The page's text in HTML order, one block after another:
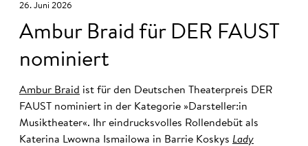
26. Juni 2026
Ambur Braid für DER FAUST
nominiert
Ambur Braid ist für den Deutschen Theaterpreis DER
FAUST nominiert in der Kategorie »Darsteller:in
Musiktheater«. Ihr eindrucksvolles Rollendebüt als
Katerina Lwowna Ismailowa in Barrie Koskys Lady